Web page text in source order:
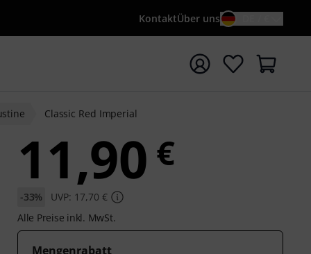
KontaktÜber uns
mit Suchwort {searchTerm} starten
Classic Red Imperial
11,90 €
-33%
UVP: 17,70 €
Alle Preise inkl. MwSt.
Mengenrabatt